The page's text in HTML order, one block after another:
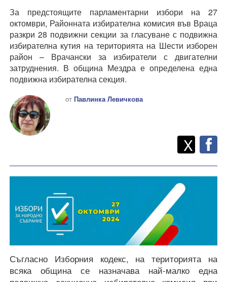
За предстоящите парламентарни избори на 27
октомври, Районната избирателна комисия във Враца
разкри 28 подвижни секции за гласуване с подвижна
избирателна кутия на територията на Шести изборен
район – Врачански за избиратели с двигателни
затруднения. В община Мездра е определена една
подвижна избирателна секция.
от Павлинка Левичкова
Споделете
X
Съгласно Изборния кодекс, на територията на
всяка община се назначава най-малко една